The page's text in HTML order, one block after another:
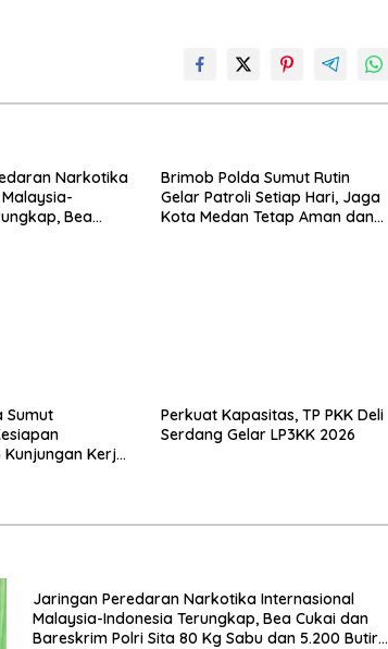
Narkotika
Bea
Brimob Polda Sumut Rutin
Gelar Patroli Setiap Hari, Jaga
Kota Medan Tetap Aman dan
Sumut
Kerja
Perkuat Kapasitas, TP PKK Deli
Serdang Gelar LP3KK 2026
Jaringan Peredaran Narkotika Internasional
Malaysia-Indonesia Terungkap, Bea Cukai dan
Bareskrim Polri Sita 80 Kg Sabu dan 5.200 Butir